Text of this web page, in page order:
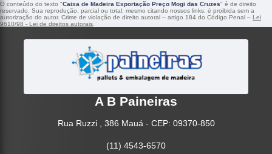
O conteúdo do texto "Caixa de Madeira Exportação Preço Mogi das Cruzes" é de direito
reservado. Sua reprodução, parcial ou total, mesmo citando nossos links, é proibida sem a
autorização do autor. Crime de violação de direito autoral – artigo 184 do Código Penal – Lei
9610/98 - Lei de direitos autorais.
A B Paineiras
Rua Ruzzi , 386 Mauá - CEP: 09370-850
(11) 4543-6570